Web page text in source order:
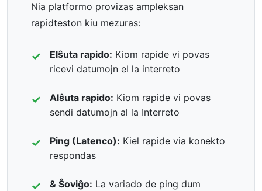
Nia platformo provizas ampleksan
rapidteston kiu mezuras:
Elŝuta rapido: Kiom rapide vi povas
ricevi datumojn el la interreto
Alŝuta rapido: Kiom rapide vi povas
sendi datumojn al la Interreto
Ping (Latenco): Kiel rapide via konekto
respondas
& Ŝoviĝo: La variado de ping dum